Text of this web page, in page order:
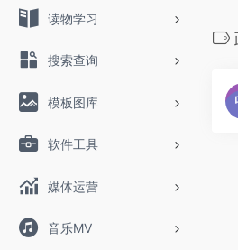
读物学习
搜索查询
模板图库
软件工具
媒体运营
音乐MV